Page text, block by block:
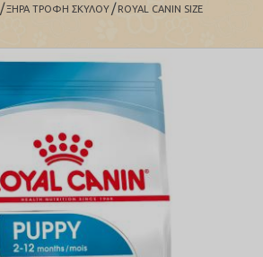
/ ΞΗΡΑ ΤΡΟΦΗ ΣΚΥΛΟΥ / ROYAL CANIN SIZE